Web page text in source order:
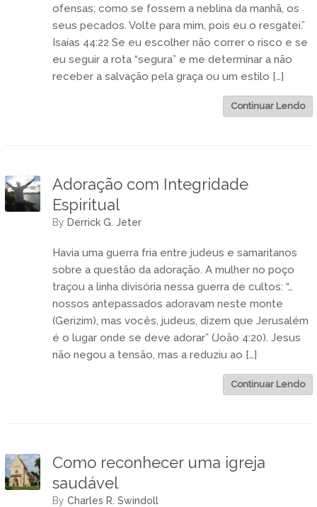
ofensas; como se fossem a neblina da manhã, os
seus pecados. Volte para mim, pois eu o resgatei.”
Isaías 44:22 Se eu escolher não correr o risco e se
eu seguir a rota “segura” e me determinar a não
receber a salvação pela graça ou um estilo […]
Continuar Lendo
Adoração com Integridade
Espiritual
by Derrick G. Jeter
Havia uma guerra fria entre judeus e samaritanos
sobre a questão da adoração. A mulher no poço
traçou a linha divisória nessa guerra de cultos: “…
nossos antepassados adoravam neste monte
(Gerizim), mas vocês, judeus, dizem que Jerusalém
é o lugar onde se deve adorar” (João 4:20). Jesus
não negou a tensão, mas a reduziu ao […]
Continuar Lendo
Como reconhecer uma igreja
saudável
byCharles R. Swindoll